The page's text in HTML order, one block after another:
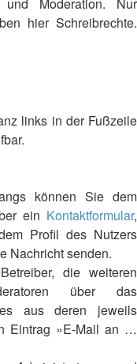
hier Schreibrechte.
links in der Fußzeile
können Sie dem
ein Kontaktformular,
Profil des Nutzers
Nachricht senden.
die weiteren
über das
aus deren jeweils
Eintrag »E-Mail an …